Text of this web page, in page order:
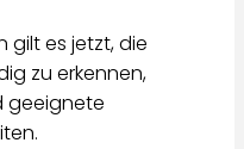
gilt es jetzt, die
zu erkennen,
geeignete